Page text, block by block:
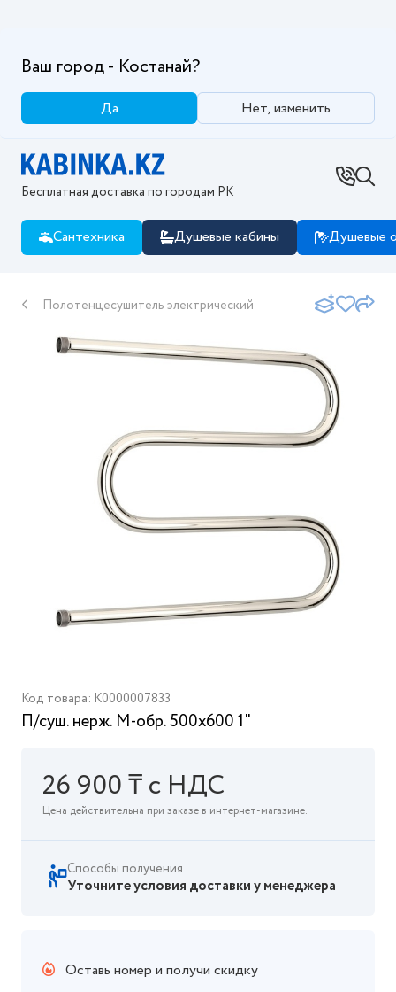
Ваш город - Костанай?
Да Нет, изменить
Бесплатная доставка по городам РК
Сантехника Душевые кабины Душевые
Полотенцесушитель электрический
Код товара: K0000007833
П/суш. нерж. М-обр. 500х600 1"
26 900 ₸ с НДС
Цена действительна при заказе в интернет-магазине.
Способы получения
Уточните условия доставки у менеджера
Оставь номер и получи скидку